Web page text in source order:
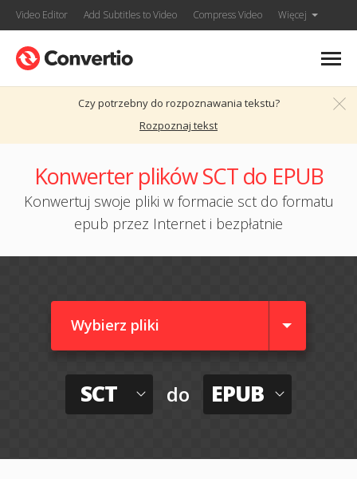
Video Editor Add Subtitles to Video Compress Video Więcej
Czy potrzebny do rozpoznawania tekstu?
Rozpoznaj tekst
Konwerter plików SCT do EPUB
Konwertuj swoje pliki w formacie sct do formatu
epub przez Internet i bezpłatnie
Wybierz pliki
SCT do EPUB